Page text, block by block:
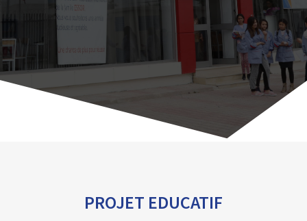
PROJET EDUCATIF